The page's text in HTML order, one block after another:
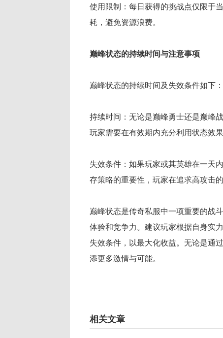
使用限制：每日获得的挑战点仅限于
耗，避免资源浪费。
巅峰状态的持续时间与注意事项
巅峰状态的持续时间及失效条件如下：
持续时间：无论是巅峰勇士还是巅峰
玩家需要在有效期内充分利用状态效果
失效条件：如果玩家或其英雄在一天
存策略的重要性，玩家在追求高攻击
巅峰状态是传奇私服中一项重要的战
体验和竞争力。建议玩家根据自身实
失效条件，以最大化收益。无论是通
添更多激情与可能。
相关文章